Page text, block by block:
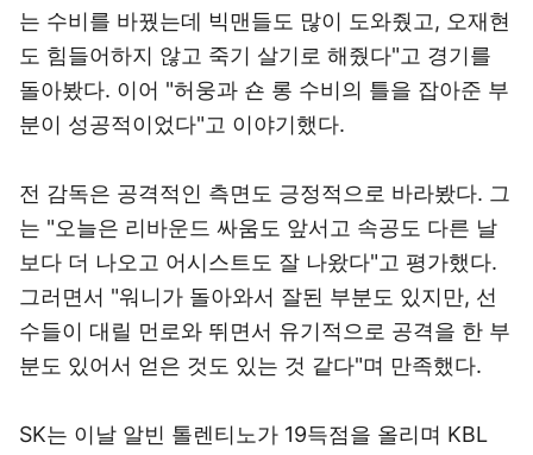
는 수비를 바꿨는데 빅맨들도 많이 도와줬고, 오재현
도 힘들어하지 않고 죽기 살기로 해줬다"고 경기를
돌아봤다. 이어 "허웅과 숀 롱 수비의 틀을 잡아준 부
분이 성공적이었다"고 이야기했다.
전 감독은 공격적인 측면도 긍정적으로 바라봤다. 그
는 "오늘은 리바운드 싸움도 앞서고 속공도 다른 날
보다 더 나오고 어시스트도 잘 나왔다"고 평가했다.
그러면서 "워니가 돌아와서 잘된 부분도 있지만, 선
수들이 대릴 먼로와 뛰면서 유기적으로 공격을 한 부
분도 있어서 얻은 것도 있는 것 같다"며 만족했다.
SK는 이날 알빈 톨렌티노가 19득점을 올리며 KBL